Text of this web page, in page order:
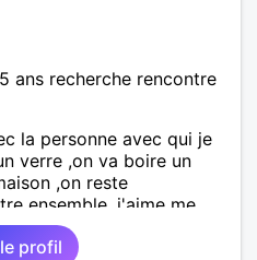
ans recherche rencontre
la personne avec qui je
verre ,on va boire un
,on reste
ensemble .j'aime me
des film , aller au
tous rire
profil